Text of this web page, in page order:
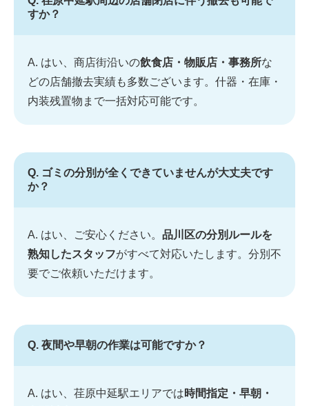
すか？
A. はい、商店街沿いの飲食店・物販店・事務所な
どの店舗撤去実績も多数ございます。什器・在庫・
内装残置物まで一括対応可能です。
Q. ゴミの分別が全くできていませんが大丈夫です
か？
A. はい、ご安心ください。 品川区の分別ルールを
熟知したスタッフがすべて対応いたします。分別不
要でご依頼いただけます。
Q. 夜間や早朝の作業は可能ですか？
A. はい、荏原中延駅エリアでは時間指定・早朝・